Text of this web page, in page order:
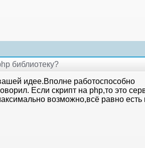
библиотеку?
идее.Вполне работоспособно
Если скрипт на php,то это
возможно,всё равно